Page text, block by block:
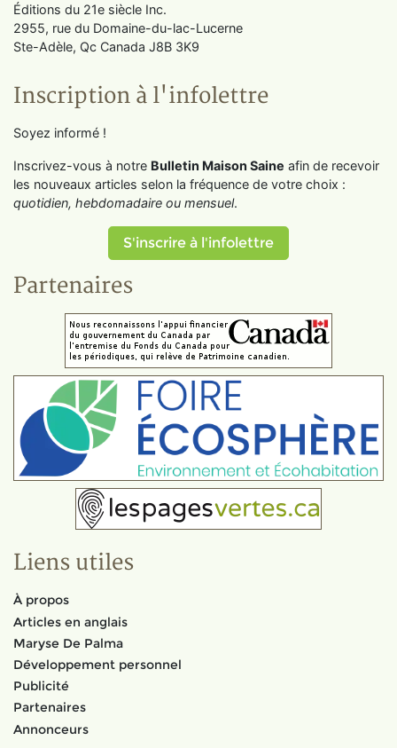
Éditions du 21e siècle Inc.
2955, rue du Domaine-du-lac-Lucerne
Ste-Adèle, Qc Canada J8B 3K9
Inscription à l'infolettre
Soyez informé !
Inscrivez-vous à notre Bulletin Maison Saine afin de recevoir
les nouveaux articles selon la fréquence de votre choix :
quotidien, hebdomadaire ou mensuel.
S'inscrire à l'infolettre
Partenaires
Liens utiles
À propos
Articles en anglais
Maryse De Palma
Développement personnel
Publicité
Partenaires
Annonceurs